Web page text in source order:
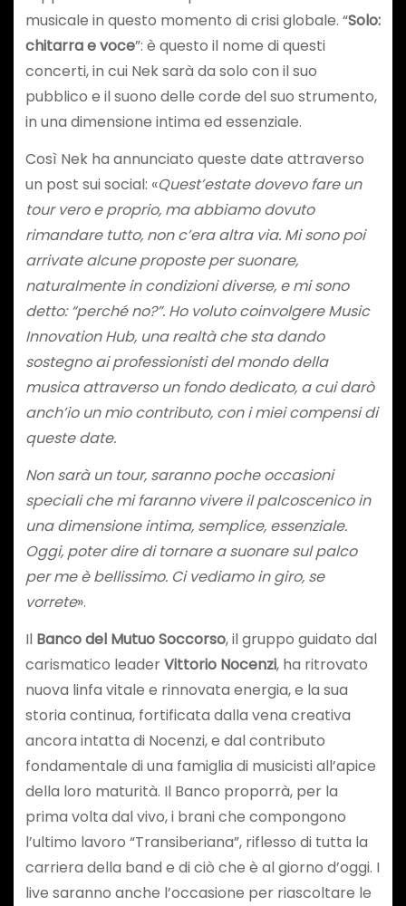
musicale in questo momento di crisi globale. “Solo:
chitarra e voce”: è questo il nome di questi
concerti, in cui Nek sarà da solo con il suo
pubblico e il suono delle corde del suo strumento,
in una dimensione intima ed essenziale.
Così Nek ha annunciato queste date attraverso
un post sui social: «Quest’estate dovevo fare un
tour vero e proprio, ma abbiamo dovuto
rimandare tutto, non c’era altra via. Mi sono poi
arrivate alcune proposte per suonare,
naturalmente in condizioni diverse, e mi sono
detto: “perché no?”. Ho voluto coinvolgere Music
Innovation Hub, una realtà che sta dando
sostegno ai professionisti del mondo della
musica attraverso un fondo dedicato, a cui darò
anch’io un mio contributo, con i miei compensi di
queste date.
Non sarà un tour, saranno poche occasioni
speciali che mi faranno vivere il palcoscenico in
una dimensione intima, semplice, essenziale.
Oggi, poter dire di tornare a suonare sul palco
per me è bellissimo. Ci vediamo in giro, se
vorrete».
Il Banco del Mutuo Soccorso, il gruppo guidato dal
carismatico leaderVittorio Nocenzi, ha ritrovato
nuova linfa vitale e rinnovata energia, e la sua
storia continua, fortificata dalla vena creativa
ancora intatta di Nocenzi, e dal contributo
fondamentale di una famiglia di musicisti all’apice
della loro maturità. Il Banco proporrà, per la
prima volta dal vivo, i brani che compongono
l’ultimo lavoro “Transiberiana”, riflesso di tutta la
carriera della band e di ciò che è al giorno d’oggi. I
live saranno anche l’occasione per riascoltare le